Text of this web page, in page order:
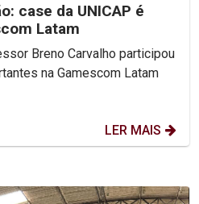
case da UNICAP é
Latam
Breno Carvalho participou
na Gamescom Latam
LER MAIS